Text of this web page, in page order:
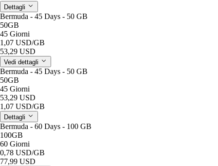
Dettagli
Bermuda - 45 Days - 50 GB
50GB
45 Giorni
1,07 USD/GB
53,29 USD
Vedi dettagli
Bermuda - 45 Days - 50 GB
50GB
45 Giorni
53,29 USD
1,07 USD/GB
Dettagli
Bermuda - 60 Days - 100 GB
100GB
60 Giorni
0,78 USD/GB
77,99 USD